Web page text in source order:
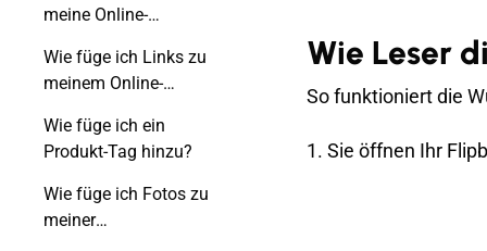
meine Online-
Wie füge ich Links zu
meinem Online-
Wie füge ich ein
Produkt-Tag hinzu?
Wie füge ich Fotos zu
meiner
Wie Leser
So funktioniert die
1. Sie öffnen Ihr